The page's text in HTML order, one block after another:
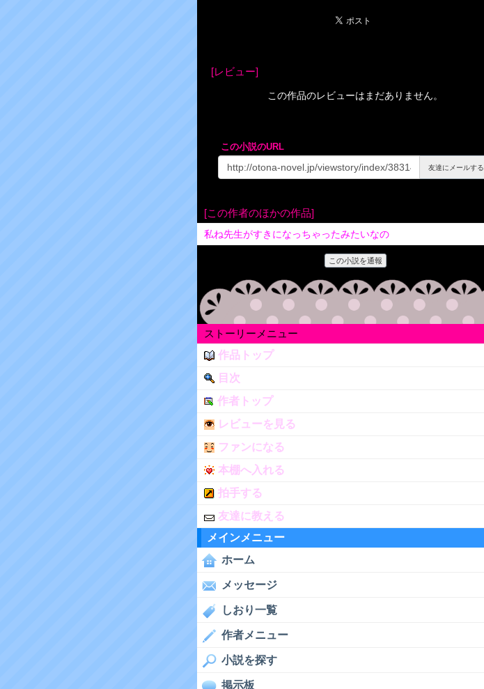
[レビュー]
この作品のレビューはまだありません。
この小説のURL
友達にメールする
[この作者のほかの作品]
私ね先生がすきになっちゃったみたいなの
この小説を通報
ストーリーメニュー
作品トップ
目次
作者トップ
レビューを見る
ファンになる
本棚へ入れる
拍手する
友達に教える
メインメニュー
ホーム
メッセージ
しおり一覧
作者メニュー
小説を探す
掲示板